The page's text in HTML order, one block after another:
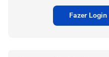
Fazer